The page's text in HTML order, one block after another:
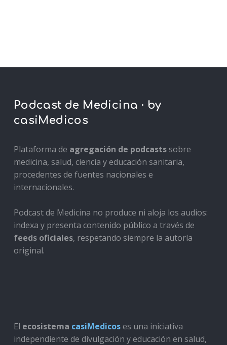
Podcast de Medicina · by
casiMedicos
Plataforma de agregación de podcastssobre
medicina, salud, ciencia y educación sanitaria,
procedentes de fuentes nacionales e
internacionales.
Podcast de Medicina no produce ni aloja los audios:
indexa y presenta contenido público a través de
feeds oficiales, respetando siempre la autoría
original.
El ecosistema casiMedicoses una iniciativa
independiente de divulgación y educación en salud,